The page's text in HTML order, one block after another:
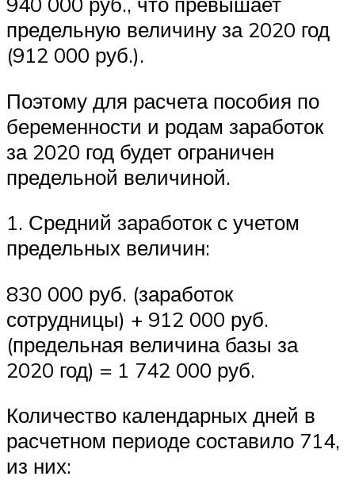
предельную величину за 2020 год
(912 000 руб.).
Поэтому для расчета пособия по
беременности и родам заработок
за 2020 год будет ограничен
предельной величиной.
1. Средний заработок с учетом
предельных величин:
830 000 руб. (заработок
сотрудницы) + 912 000 руб.
(предельная величина базы за
2020 год) = 1 742 000 руб.
Количество календарных дней в
расчетном периоде составило 714,
из них: